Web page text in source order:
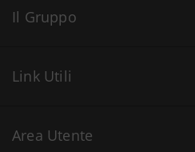
Il Gruppo
Link Utili
Area Utente